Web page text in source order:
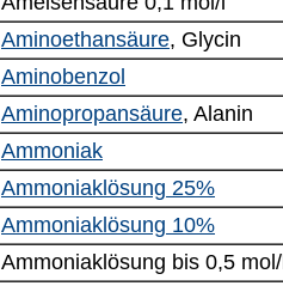
Aminoethansäure, Glycin
Aminobenzol
Aminopropansäure, Alanin
Ammoniak
Ammoniaklösung 25%
Ammoniaklösung 10%
Ammoniaklösung bis 0,5 mol/l